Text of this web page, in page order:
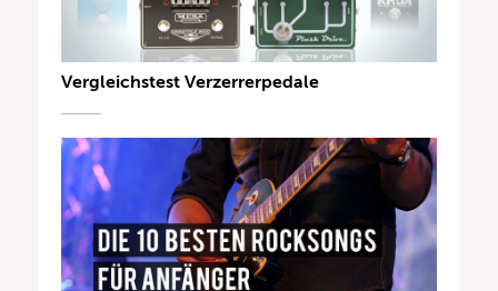
Vergleichstest Verzerrerpedale